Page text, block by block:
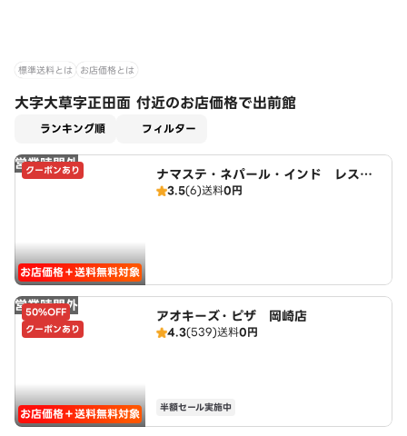
標準送料とは お店価格とは
大字大草字正田面 付近のお店価格で出前館
ランキング順 フィルター
営業時間外
クーポンあり
お店価格＋送料無料対象
ナマステ・ネパール・インド レスト
ラン
3.5(6)送料0円
営業時間外
50%OFF
クーポンあり
お店価格＋送料無料対象
アオキーズ・ピザ 岡崎店
4.3(539)送料0円
半額セール実施中